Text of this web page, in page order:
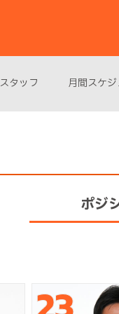
スタッフ 月間スケ
ポジ